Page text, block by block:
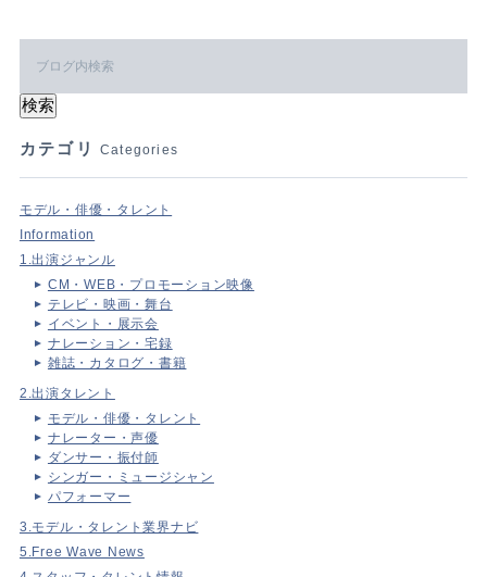
カテゴリ Categories
モデル・俳優・タレント
Information
1.出演ジャンル
CM・WEB・プロモーション映像
テレビ・映画・舞台
イベント・展示会
ナレーション・宅録
雑誌・カタログ・書籍
2.出演タレント
モデル・俳優・タレント
ナレーター・声優
ダンサー・振付師
シンガー・ミュージシャン
パフォーマー
3.モデル・タレント業界ナビ
5.Free Wave News